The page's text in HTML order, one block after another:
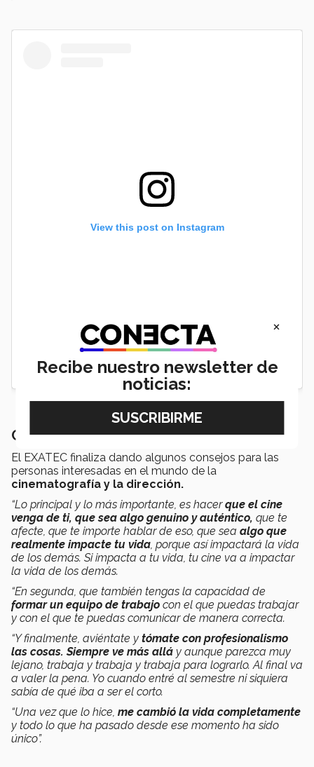
View this post on Instagram
Consejos para los futuros cineastas
El EXATEC finaliza dando algunos consejos para las
personas interesadas en el mundo de la
cinematografía y la dirección.
“Lo principal y lo más importante, es hacerque el cine
venga de ti, que sea algo genuino y auténtico, que te
afecte, que te importe hablar de eso, que sea algo que
realmente impacte tu vida , porque así impactará la vida
de los demás. Si impacta a tu vida, tu cine va a impactar
la vida de los demás.
“En segunda, que también tengas la capacidad de
formar un equipo de trabajo con el que puedas trabajar
y con el que te puedas comunicar de manera correcta.
“Y finalmente, aviéntate y tómate con profesionalismo
las cosas. Siempre ve más allá y aunque parezca muy
lejano, trabaja y trabaja y trabaja para lograrlo. Al final va
a valer la pena. Yo cuando entré al semestre ni siquiera
sabía de qué iba a ser el corto.
“Una vez que lo hice, me cambió la vida completamente
y todo lo que ha pasado desde ese momento ha sido
único”.
×
Recibe nuestro newsletter de
noticias: